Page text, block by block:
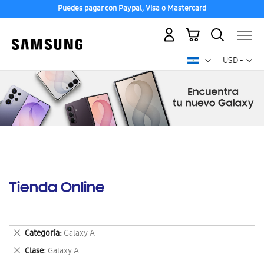
Puedes pagar con Paypal, Visa o Mastercard
USD -
dólar
Mi carrito
Tienda Online
Categoría Galaxy A
Eliminar
este
artículo
Clase Galaxy A
Eliminar